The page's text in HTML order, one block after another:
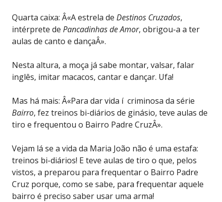
Quarta caixa: Â«A estrela de Destinos Cruzados,
intérprete de Pancadinhas de Amor, obrigou-a a ter
aulas de canto e dançaÂ».
Nesta altura, a moça já sabe montar, valsar, falar
inglês, imitar macacos, cantar e dançar. Ufa!
Mas há mais: Â«Para dar vida í criminosa da série
Bairro, fez treinos bi-diários de ginásio, teve aulas de
tiro e frequentou o Bairro Padre CruzÂ».
Vejam lá se a vida da Maria João não é uma estafa:
treinos bi-diários! E teve aulas de tiro o que, pelos
vistos, a preparou para frequentar o Bairro Padre
Cruz porque, como se sabe, para frequentar aquele
bairro é preciso saber usar uma arma!